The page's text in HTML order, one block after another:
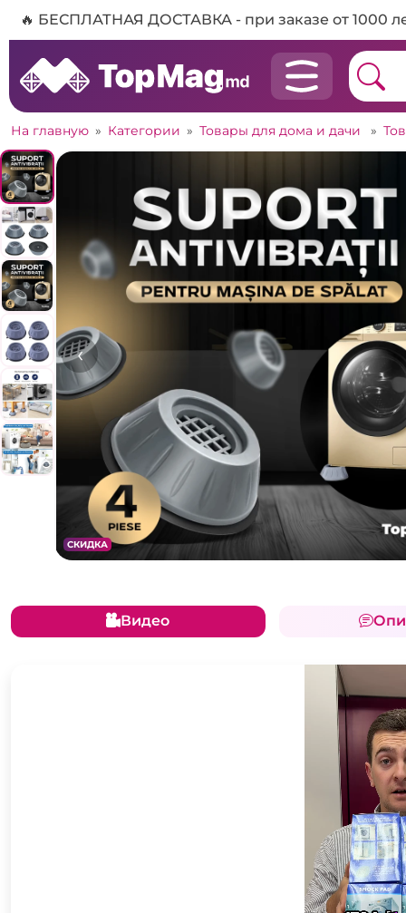
🔥 БЕСПЛАТНАЯ ДОСТАВКА - при заказе от 1000
На главную » Категории » Товары для дома и дачи »
СКИДКА
‹
Видео